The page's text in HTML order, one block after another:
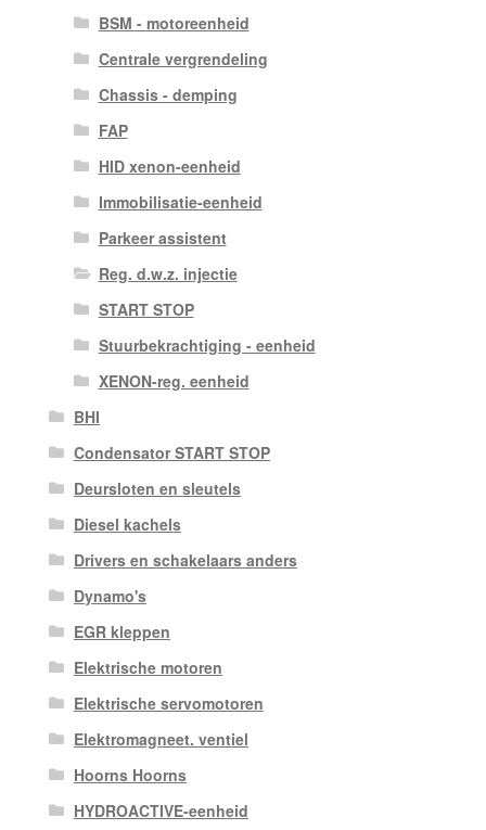
BSM - motoreenheid
Centrale vergrendeling
Chassis - demping
FAP
HID xenon-eenheid
Immobilisatie-eenheid
Parkeer assistent
Reg. d.w.z. injectie
START STOP
Stuurbekrachtiging - eenheid
XENON-reg. eenheid
BHI
Condensator START STOP
Deursloten en sleutels
Diesel kachels
Drivers en schakelaars anders
Dynamo's
EGR kleppen
Elektrische motoren
Elektrische servomotoren
Elektromagneet. ventiel
Hoorns Hoorns
HYDROACTIVE-eenheid